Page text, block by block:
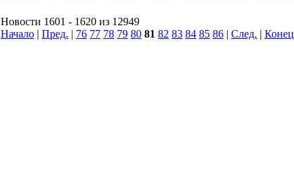
Новости 1601 - 1620 из 12949
Начало | Пред. | 76 77 78 79 80 81 82 83 84 85 86 | След. | Конец